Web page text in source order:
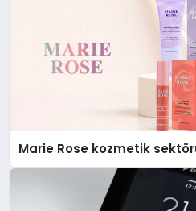
Marie Rose kozmetik